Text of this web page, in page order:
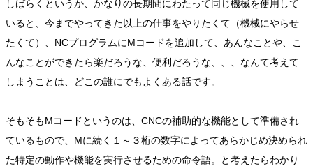
しばらくというか、かなりの長期間にわたって同じ機械を使用して
いると、今までやってきた以上の仕事をやりたくて（機械にやらせ
たくて）、NCプログラムにMコードを追加して、あんなことや、こ
んなことができたら楽だろうな、便利だろうな、、、なんて考えて
しまうことは、どこの誰にでもよくある話です。
そもそもMコードというのは、CNCの補助的な機能として準備され
ているもので、Mに続く１～３桁の数字によってあらかじめ決められ
た特定の動作や機能を実行させるための命令語。と考えたらわかり